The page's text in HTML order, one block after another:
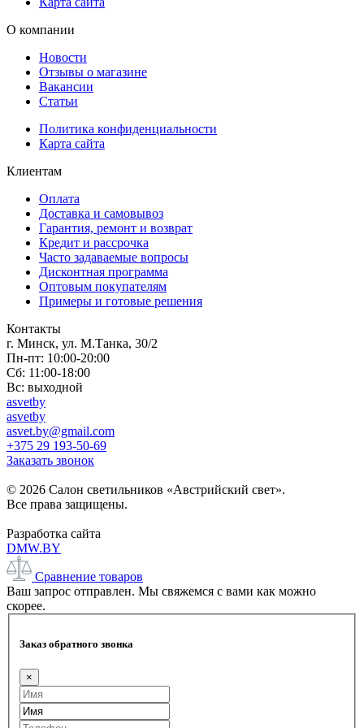
О компании
Новости
Отзывы о магазине
Вакансии
Статьи
Политика конфиденциальности
Карта сайта
Клиентам
Оплата
Доставка и самовывоз
Гарантия, ремонт и возврат
Кредит и рассрочка
Часто задаваемые вопросы
Дисконтная программа
Оптовым покупателям
Примеры и готовые решения
Контакты
г. Минск, ул. М.Танка, 30/2
Пн-пт: 10:00-20:00
Сб: 11:00-18:00
Вс: выходной
asvetby
asvetby
asvet.by@gmail.com
+375 29 193-50-69
Заказать звонок
© 2026 Салон светильников «Австрийский свет».
Все права защищены.
Разработка сайта
DMW.BY
Сравнение товаров
Ваш запрос отправлен. Мы свяжемся с вами как можно
скорее.
Заказ обратного звонка
×